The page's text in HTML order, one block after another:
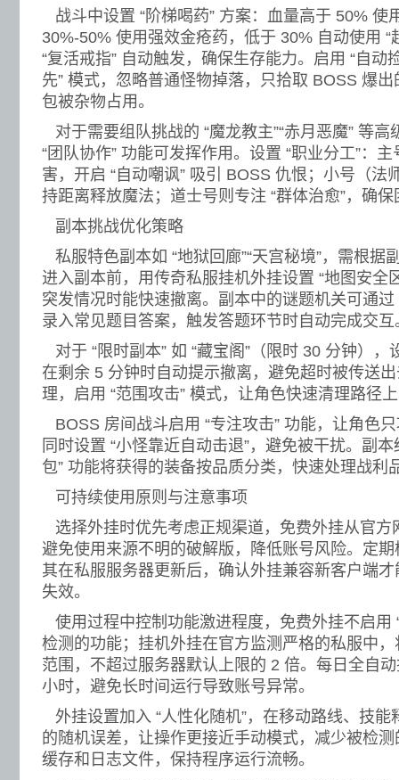
战斗中设置 “阶梯喝药” 方案：血量高于 50% 使
30%-50% 使用强效金疮药，低于 30% 自动使用 “
“复活戒指” 自动触发，确保生存能力。启用 “自动
先” 模式，忽略普通怪物掉落，只拾取 BOSS 爆
包被杂物占用。
对于需要组队挑战的 “魔龙教主”“赤月恶魔” 等
“团队协作” 功能可发挥作用。设置 “职业分工”：
害，开启 “自动嘲讽” 吸引 BOSS 仇恨；小号（法
持距离释放魔法；道士号则专注 “群体治愈”，确
副本挑战优化策略
私服特色副本如 “地狱回廊”“天宫秘境”，需根据
进入副本前，用传奇私服挂机外挂设置 “地图安全
突发情况时能快速撤离。副本中的谜题机关可通过
录入常见题目答案，触发答题环节时自动完成交互
对于 “限时副本” 如 “藏宝阁”（限时 30 分钟），
在剩余 5 分钟时自动提示撤离，避免超时被传送
理，启用 “范围攻击” 模式，让角色快速清理路径
BOSS 房间战斗启用 “专注攻击” 功能，让角色
同时设置 “小怪靠近自动击退”，避免被干扰。副
包” 功能将获得的装备按品质分类，快速处理战利
可持续使用原则与注意事项
选择外挂时优先考虑正规渠道，免费外挂从官方
避免使用来源不明的破解版，降低账号风险。定
其在私服服务器更新后，确认外挂兼容新客户端
失效。
使用过程中控制功能激进程度，免费外挂不启用
检测的功能；挂机外挂在官方监测严格的私服中
范围，不超过服务器默认上限的 2 倍。每日全自
小时，避免长时间运行导致账号异常。
外挂设置加入 “人性化随机”，在移动路线、技能
的随机误差，让操作更接近手动模式，减少被检
缓存和日志文件，保持程序运行流畅。